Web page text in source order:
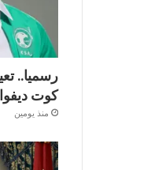
رسميا..
كوت
منذ يومين